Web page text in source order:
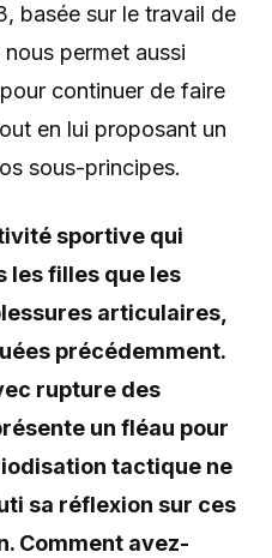
basée sur le travail de
permet aussi
continuer de faire
en lui proposant un
sous-principes.
sportive qui
les filles que les
articulaires,
précédemment.
rupture des
un fléau pour
tactique ne
sa réflexion sur ces
Comment avez-